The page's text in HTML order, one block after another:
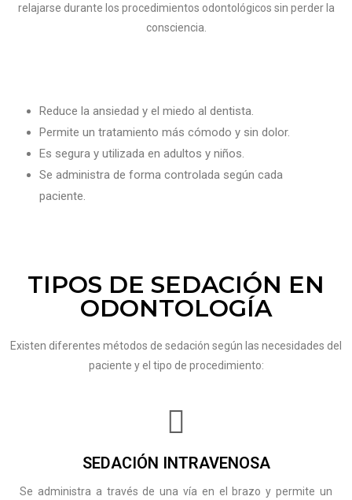
relajarse durante los procedimientos odontológicos sin perder la
consciencia.
Reduce la ansiedad y el miedo al dentista.
Permite un tratamiento más cómodo y sin dolor.
Es segura y utilizada en adultos y niños.
Se administra de forma controlada según cada
paciente.
TIPOS DE SEDACIÓN EN
ODONTOLOGÍA
Existen diferentes métodos de sedación según las necesidades del
paciente y el tipo de procedimiento:
SEDACIÓN INTRAVENOSA
Se administra a través de una vía en el brazo y permite un